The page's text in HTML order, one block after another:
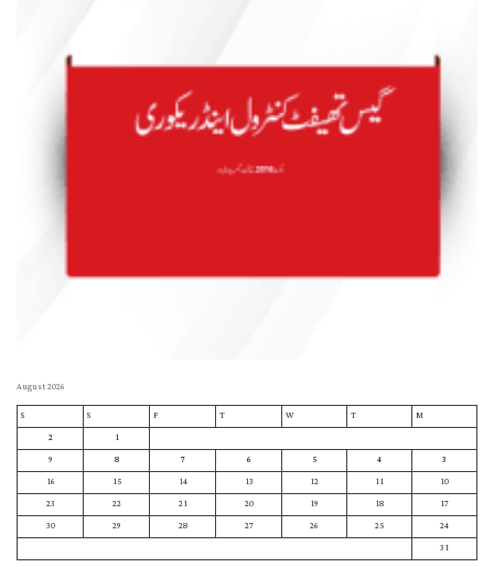
August 2026
M
T
W
T
F
S
S
1
2
3
4
5
6
7
8
9
10
11
12
13
14
15
16
17
18
19
20
21
22
23
24
25
26
27
28
29
30
31